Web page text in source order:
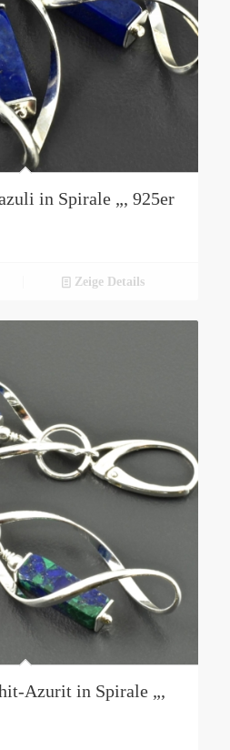
in Spirale „, 925er
Zeige Details
Azurit in Spirale „,